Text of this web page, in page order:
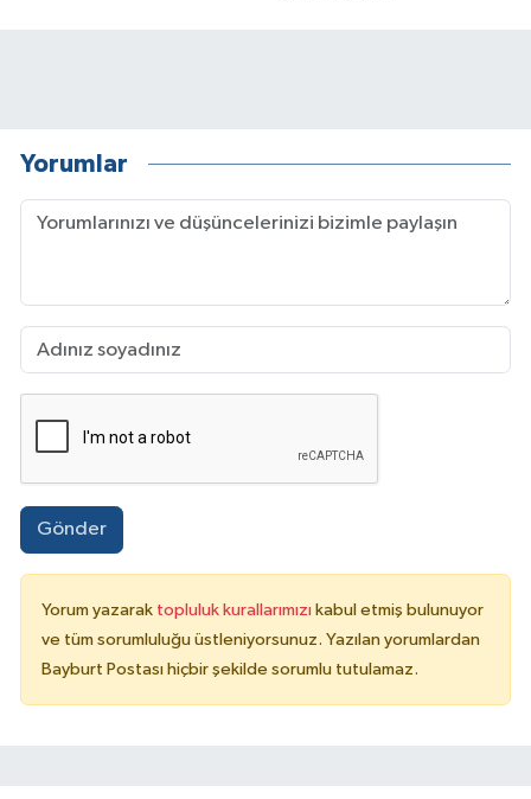
Yorumlar
Gönder
Yorum yazarak topluluk kurallarımızı kabul etmiş bulunuyor
ve tüm sorumluluğu üstleniyorsunuz. Yazılan yorumlardan
Bayburt Postası hiçbir şekilde sorumlu tutulamaz.